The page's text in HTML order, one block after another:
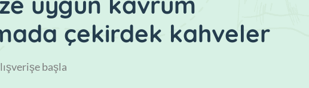
çekirdek kahveler
başla